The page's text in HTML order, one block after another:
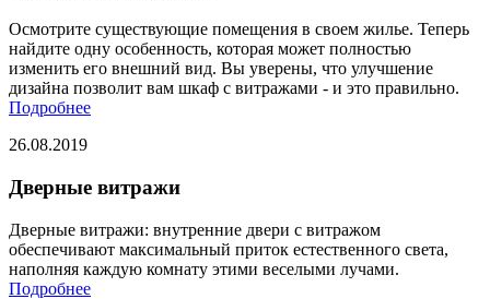
Осмотрите существующие помещения в своем жилье. Теперь
найдите одну особенность, которая может полностью
изменить его внешний вид. Вы уверены, что улучшение
дизайна позволит вам шкаф с витражами - и это правильно.
Подробнее
26.08.2019
Дверные витражи
Дверные витражи: внутренние двери с витражом
обеспечивают максимальный приток естественного света,
наполняя каждую комнату этими веселыми лучами.
Подробнее